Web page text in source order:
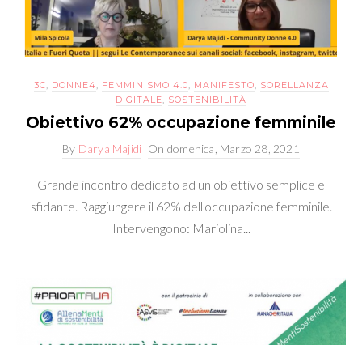
3C, DONNE4, FEMMINISMO 4.0, MANIFESTO, SORELLANZA
DIGITALE, SOSTENIBILITÀ
Obiettivo 62% occupazione femminile
By Darya Majidi On domenica, Marzo 28, 2021
Grande incontro dedicato ad un obiettivo semplice e
sfidante. Raggiungere il 62% dell'occupazione femminile.
Intervengono: Mariolina...